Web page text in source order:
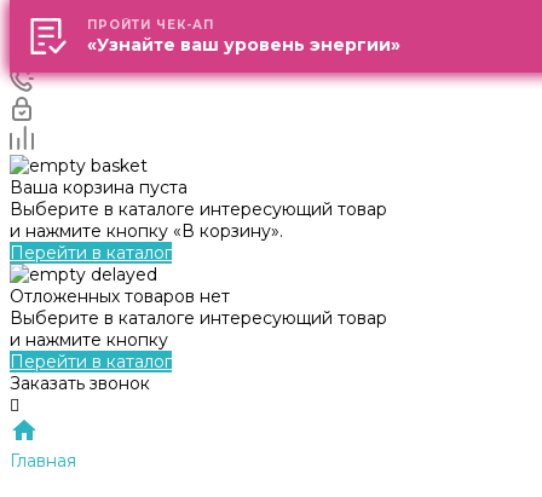
Ваша корзина пуста
Выберите в каталоге интересующий товар
и нажмите кнопку «В корзину».
Перейти в каталог
Отложенных товаров нет
Выберите в каталоге интересующий товар
и нажмите кнопку
Перейти в каталог
Заказать звонок
Главная
ПРОЙТИ ЧЕК-АП
«Узнайте ваш уровень энергии»
ПРОЙТИ ЧЕК-АП
«Узнайте ваш уровень энергии»